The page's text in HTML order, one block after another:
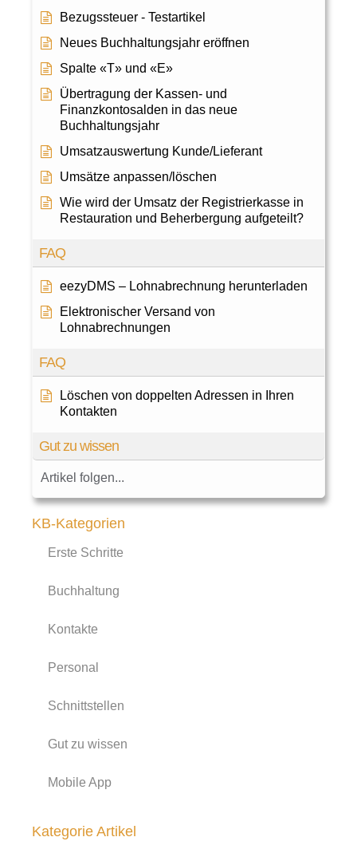
Bezugssteuer - Testartikel
Neues Buchhaltungsjahr eröffnen
Spalte «T» und «E»
Übertragung der Kassen- und
Finanzkontosalden in das neue
Buchhaltungsjahr
Umsatzauswertung Kunde/Lieferant
Umsätze anpassen/löschen
Wie wird der Umsatz der Registrierkasse in
Restauration und Beherbergung aufgeteilt?
FAQ
eezyDMS – Lohnabrechnung herunterladen
Elektronischer Versand von
Lohnabrechnungen
FAQ
Löschen von doppelten Adressen in Ihren
Kontakten
Gut zu wissen
Artikel folgen...
KB-Kategorien
Erste Schritte
Buchhaltung
Kontakte
Personal
Schnittstellen
Gut zu wissen
Mobile App
Kategorie Artikel